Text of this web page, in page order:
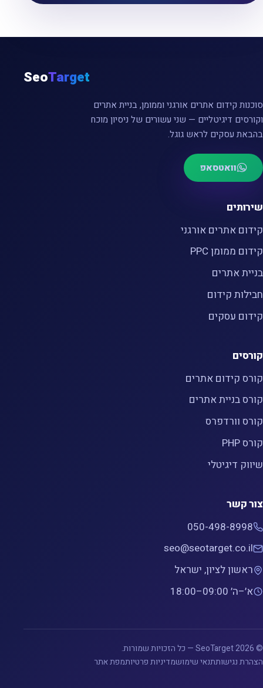
SeoTarget
סוכנות קידום אתרים אורגני וממומן, בניית אתרים
וקורסים דיגיטליים — שני עשורים של ניסיון מוכח
בהבאת עסקים לראש גוגל.
וואטסאפ
שירותים
קידום אתרים אורגני
קידום ממומן PPC
בניית אתרים
חבילות קידום
קידום עסקים
קורסים
קורס קידום אתרים
קורס בניית אתרים
קורס וורדפרס
קורס PHP
שיווק דיגיטלי
צור קשר
050-498-8998
seo@seotarget.co.il
ראשון לציון, ישראל
א׳–ה׳ 09:00–18:00
© 2026 SeoTarget — כל הזכויות שמורות.
הצהרת נגישותתנאי שימושמדיניות פרטיותמפת אתר